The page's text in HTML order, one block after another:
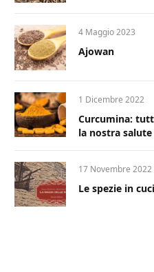
4 Maggio 2023
Ajowan
1 Dicembre 2022
Curcumina:
la nostra salute
17 Novembre 2022
Le spezie in